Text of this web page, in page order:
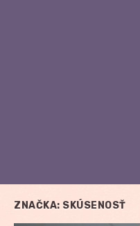
ZNAČKA: SKÚSENOSŤ